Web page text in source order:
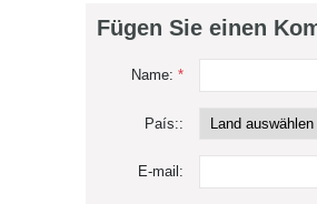
Fügen Sie einen
Name: *
País::
E-mail: